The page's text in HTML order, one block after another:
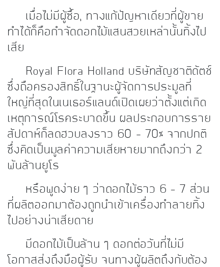
เมื่อไม่มีผู้ซื้อ, ทางแก้ปัญหาเดียวที่ผู้ขาย
ทำได้ก็คือกำจัดดอกไม้แสนสวยเหล่านั้นทิ้งไป
เสีย
Royal Flora Holland บริษัทสัญชาติดัตช์
ซึ่งถือครองสิทธิ์ในฐานะผู้จัดการประมูลที่
ใหญ่ที่สุดในเนเธอร์แลนด์เปิดเผยว่าตั้งแต่เกิด
เหตุการณ์โรคระบาดขึ้น ผลประกอบการราย
สัปดาห์ก็ลดฮวบลงราว 60 – 70% จากปกติ
ซึ่งคิดเป็นมูลค่าความเสียหายมากถึงกว่า 2
พันล้านยูโร
หรือพูดง่าย ๆ ว่าดอกไม้ราว 6 – 7 ส่วน
ที่ผลิตออกมาต้องถูกนำเข้าเครื่องทำลายทิ้ง
ไปอย่างน่าเสียดาย
มีดอกไม้เป็นล้าน ๆ ดอกต่อวันที่ไม่มี
โอกาสส่งถึงมือผู้รับ จนทางผู้ผลิตถึงกับต้อง